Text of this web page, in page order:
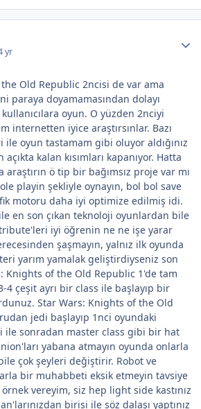
yr
Old Republic 2ncisi de var ama
paraya doyamamasından dolayı
oyun. O yüzden 2nciyi
internetten iyice araştırsınlar. Bazı
ile oyun tastamam gibi oluyor aldığınız
kalan kısımları kapanıyor. Hatta
ö tip bir bağımsız proje var mı
playin şekliyle oynayın, bol bol save
motoru daha iyi optimize edilmiş idi.
en son çıkan teknoloji oyunlardan bile
iyi öğrenin ne ne işe yarar
şaşmayın, yalnız ilk oyunda
yarım yamalak geliştirdiyseniz son
Knights of the Old Republic 1'de tam
4 çeşit ayrı bir class ile başlayıp bir
Star Wars: Knights of the Old
jedi başlayıp 1nci oyundaki
ile sonradan master class gibi bir hat
yabana atmayın oyunda onlarla
çok şeyleri değiştirir. Robot ve
bir muhabbeti eksik etmeyin tavsiye
vereyim, siz hep light side kastınız
birisi ile söz dalaşı yaptınız